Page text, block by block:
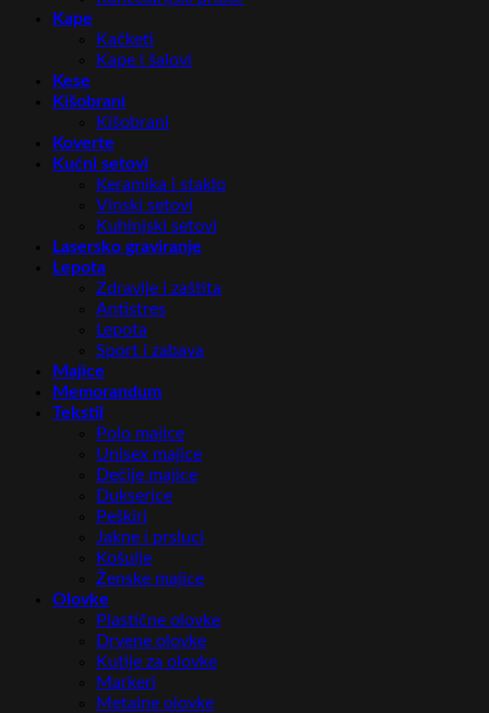
Kape
Kačketi
Kape i šalovi
Kese
Kišobrani
Kišobrani
Koverte
Kućni setovi
Keramika i staklo
Vinski setovi
Kuhinjski setovi
Lasersko graviranje
Lepota
Zdravlje i zaštita
Antistres
Lepota
Sport i zabava
Majice
Memorandum
Tekstil
Polo majice
Unisex majice
Dečije majice
Dukserice
Peškiri
Jakne i prsluci
Košulje
Ženske majice
Olovke
Plastične olovke
Drvene olovke
Kutije za olovke
Markeri
Metalne olovke